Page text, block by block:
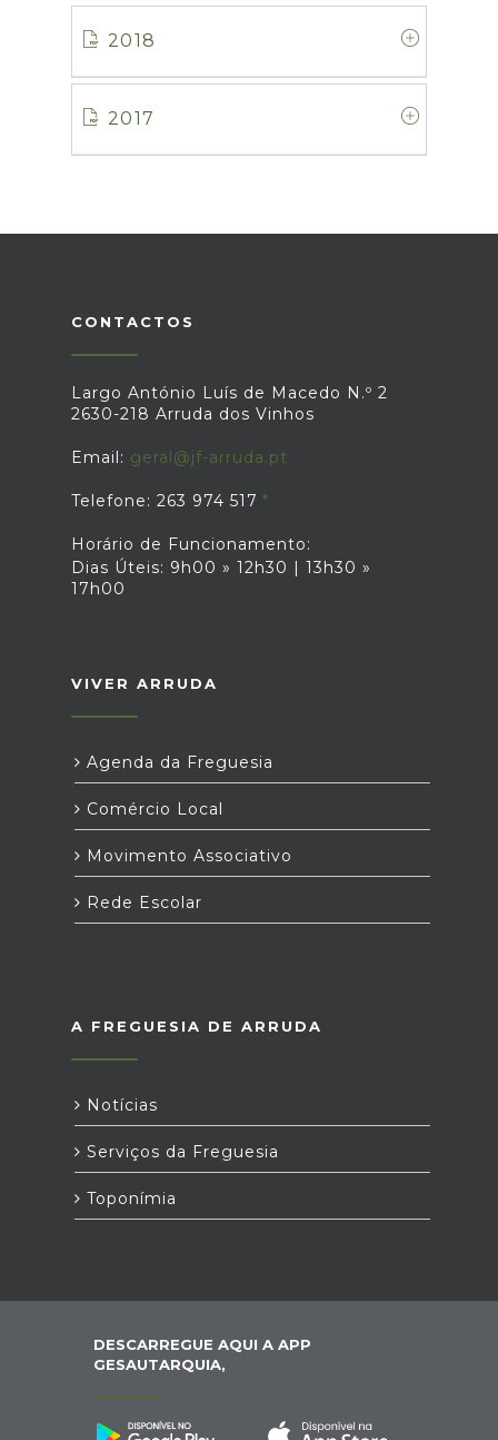
2018
2017
CONTACTOS
Largo António Luís de Macedo N.º 2
2630-218 Arruda dos Vinhos
Email: geral@jf-arruda.pt
Telefone: 263 974 517
Horário de Funcionamento:
Dias Úteis: 9h00 » 12h30 | 13h30 »
17h00
VIVER ARRUDA
Agenda da Freguesia
Comércio Local
Movimento Associativo
Rede Escolar
A FREGUESIA DE ARRUDA
Notícias
Serviços da Freguesia
Toponímia
DESCARREGUE AQUI A APP
GESAUTARQUIA,